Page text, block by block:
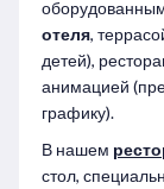
отеля,
детей),
анимацией
графику).
В нашем
стол,